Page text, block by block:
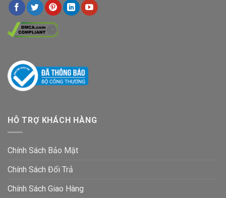
HỖ TRỢ KHÁCH HÀNG
Chính Sách Bảo Mật
Chính Sách Đổi Trả
Chính Sách Giao Hàng